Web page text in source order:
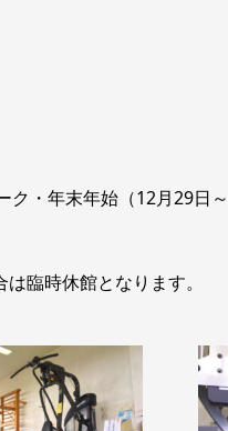
年末年始（12月29日～
臨時休館となります。